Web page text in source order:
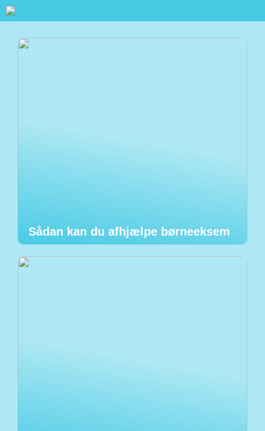
Sådan kan du afhjælpe børneeksem